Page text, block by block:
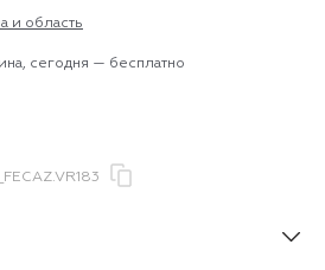
и область
сегодня — бесплатно